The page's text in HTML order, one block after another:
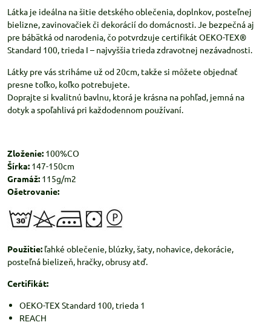
Látka je ideálna na šitie detského oblečenia, doplnkov, posteľnej
bielizne, zavinovačiek či dekorácií do domácnosti. Je bezpečná aj
pre bábätká od narodenia, čo potvrdzuje certifikát OEKO-TEX®
Standard 100, trieda I – najvyššia trieda zdravotnej nezávadnosti.
Látky pre vás striháme už od 20cm, takže si môžete objednať
presne toľko, koľko potrebujete.
Doprajte si kvalitnú bavlnu, ktorá je krásna na pohľad, jemná na
dotyk a spoľahlivá pri každodennom používaní.
Zloženie: 100%CO
Šírka: 147-150cm
Gramáž: 115g/m2
Ošetrovanie:
Použitie: ľahké oblečenie, blúzky, šaty, nohavice, dekorácie,
posteľná bielizeň, hračky, obrusy atď.
Certifikát:
OEKO-TEX Standard 100, trieda 1
REACH